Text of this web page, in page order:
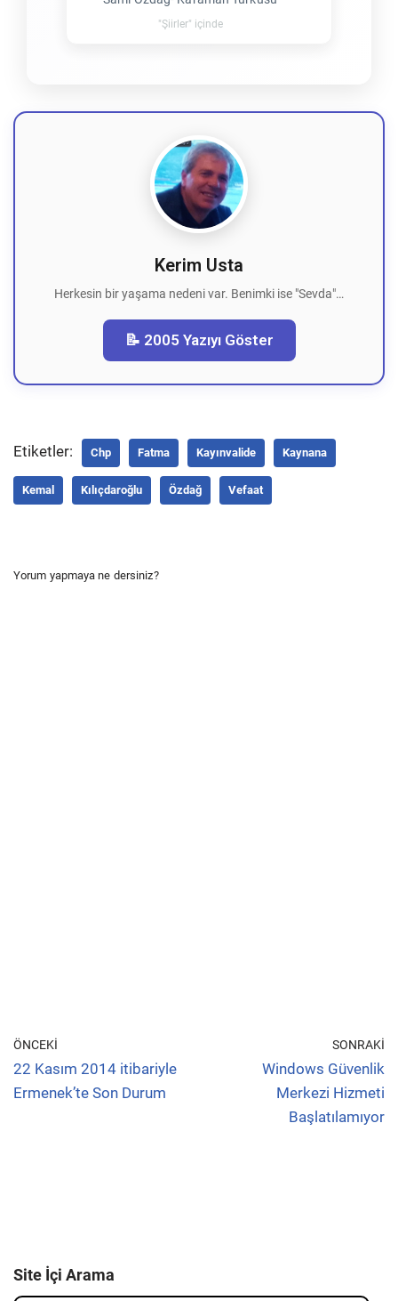
"Şiirler" içinde
Kerim Usta
Herkesin bir yaşama nedeni var. Benimki ise "Sevda"…
📝 2005 Yazıyı Göster
Etiketler: Chp Fatma Kayınvalide Kaynana
Kemal Kılıçdaroğlu Özdağ Vefaat
Yorum yapmaya ne dersiniz?
ÖNCEKI
22 Kasım 2014 itibariyle
Ermenek’te Son Durum
SONRAKI
Windows Güvenlik
Merkezi Hizmeti
Başlatılamıyor
Site İçi Arama